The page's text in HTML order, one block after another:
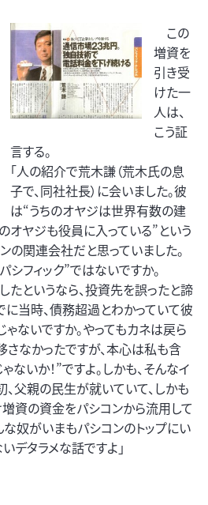
この
増資を
引き受
けた一
人は、
こう証
言する。
「人の紹介で荒木謙（荒木氏の息
子で、同社社長）に会いました。彼
は“うちのオヤジは世界有数の建
オヤジも役員に入っている”という
の関連会社だと思っていました。
シフィック”ではないですか。
たというなら、投資先を誤ったと諦
に当時、債務超過とわかっていて彼
ないですか。やってもカネは戻ら
さなかったですが、本心は私も含
ないか！”ですよ。しかも、そんなイ
父親の民生が就いていて、しかも
資の資金をパシコンから流用して
な奴がいまもパシコンのトップにい
デタラメな話ですよ」